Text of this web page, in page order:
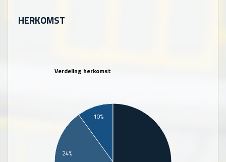
HERKOMST
Verdeling herkomst
10%
24%